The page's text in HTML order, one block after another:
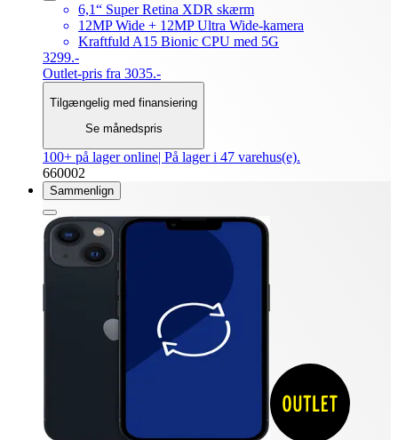
6,1“ Super Retina XDR skærm
12MP Wide + 12MP Ultra Wide-kamera
Kraftfuld A15 Bionic CPU med 5G
3299.-
Outlet-pris fra 3035.-
Tilgængelig med finansiering
Se månedspris
100+ på lager online| På lager i 47 varehus(e).
660002
Sammenlign